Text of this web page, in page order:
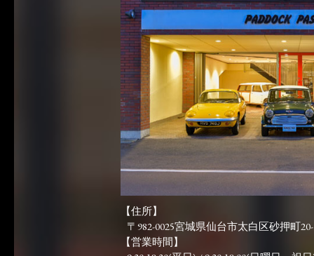
【住所】
〒982-0025宮城県仙台市太白区砂押町
【営業時間】